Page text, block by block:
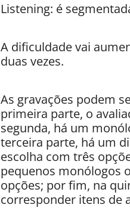
Listening: é
A dificuldade vai
duas vezes.
As gravações podem
primeira parte, o
segunda, há um
terceira parte, há um
escolha com três
pequenos monólogos
opções; por fim, na
corresponder itens de